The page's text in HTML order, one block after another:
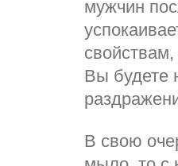
мужчин
Вы будете
В свою